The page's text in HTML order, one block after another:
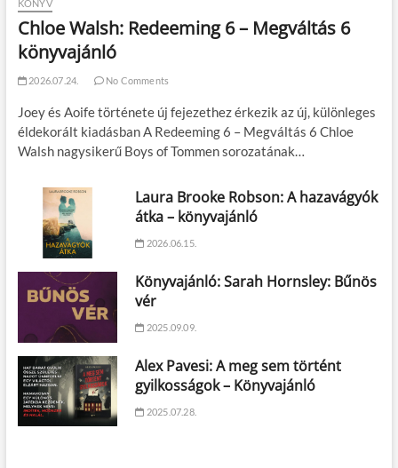
KÖNYV
Chloe Walsh: Redeeming 6 – Megváltás 6
könyvajánló
2026.07.24. No Comments
Joey és Aoife története új fejezethez érkezik az új, különleges
éldekorált kiadásban A Redeeming 6 – Megváltás 6 Chloe
Walsh nagysikerű Boys of Tommen sorozatának…
Laura Brooke Robson: A hazavágyók
átka – könyvajánló
2026.06.15.
Könyvajánló: Sarah Hornsley: Bűnös
vér
2025.09.09.
Alex Pavesi: A meg sem történt
gyilkosságok – Könyvajánló
2025.07.28.